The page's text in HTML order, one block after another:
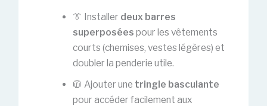
👔 Installer deux barres
superposées pour les vêtements
courts (chemises, vestes légères) et
doubler la penderie utile.
🧥 Ajouter une tringle basculante
pour accéder facilement aux